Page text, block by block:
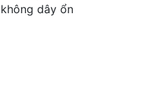
dây ổn